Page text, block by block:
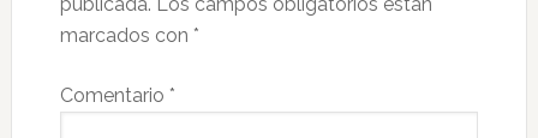
marcados con *
Comentario *